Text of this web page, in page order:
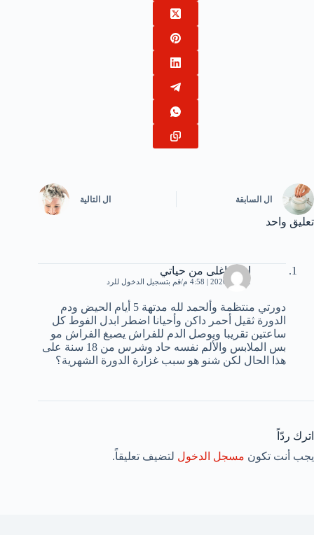
ال السابقة ال التالية
تعليق واحد
اهلي اغلى من حياتي
2 مايو، 2020 | 4:58 م قم بتسجيل الدخول للرد
دورتي منتظمة وألحمد لله مدتهة 5 أيام الحيض ودم
الدورة ثقيل أحمر داكن وأحيانا اضطر ابدل الفوط كل
ساعتين تقريبا ويوصل الدم للفراش يصبغ الفراش مو
بس الملابس والألم نفسه حاد وشرس من 18 سنة على
هذا الحال لكن شنو هو سبب غزارة الدورة الشهرية؟
اترك ردّاً
يجب أنت تكون مسجل الدخول لتضيف تعليقاً.